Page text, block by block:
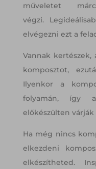
műveletet
végzi.
elvégezni ezt a
Vannak
komposztot,
Ilyenkor a
folyamán, így
előkészülten várják
Ha még nincs
elkezdeni
elkészítheted.